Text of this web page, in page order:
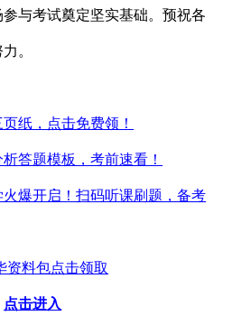
与考试奠定坚实基础。预祝各
。
纸，点击免费领！
答题模板，考前速看！
爆开启！扫码听课刷题，备考
资料包点击领取
点击进入